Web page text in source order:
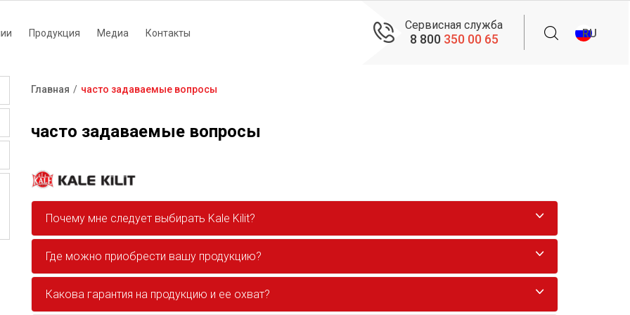
Продукция Медиа Контакты
Сервисная служба
8 800 350 00 65 RU
навигации
Главная часто задаваемые вопросы
часто задаваемые вопросы
Почему мне следует выбирать Kale Kilit?
Где можно приобрести вашу продукцию?
Какова гарантия на продукцию и ее охват?